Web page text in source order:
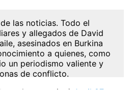
las noticias. Todo el
y allegados de David
asesinados en Burkina
a quienes, como
un periodismo valiente y
de conflicto.
April 27,